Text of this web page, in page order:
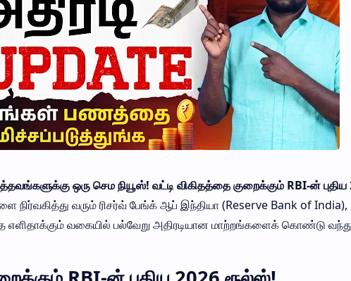
ஒரு செம நியூஸ்! வட்டி விகிதத்தை குறைக்கும் RBI-ன் புதிய
நிர்வகித்து வரும் ரிசர்வ் பேங்க் ஆப் இந்தியா (Reserve Bank of India),
வகையில் பல்வேறு அதிரடியான மாற்றங்களைக் கொண்டு